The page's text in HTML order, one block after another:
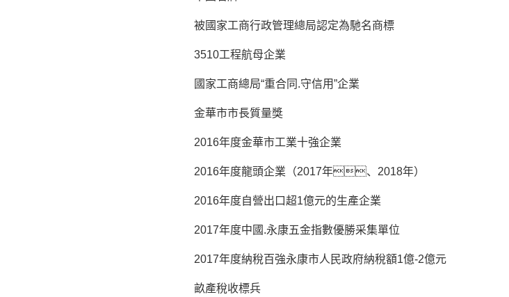
被國家工商行政管理總局認定為馳名商標
3510工程航母企業
國家工商總局“重合同.守信用”企業
金華市市長質量獎
2016年度金華市工業十強企業
2016年度龍頭企業（2017年、2018年）
2016年度自營出口超1億元的生產企業
2017年度中國.永康五金指數優勝采集單位
2017年度納稅百強永康市人民政府納稅額1億-2億元
畝產稅收標兵